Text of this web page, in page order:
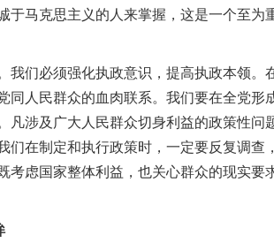
于马克思主义的人来掌握，这是一个至为
我们必须强化执政意识，提高执政本领。
同人民群众的血肉联系。 我们要在全党形
凡涉及广大人民群众切身利益的政策性问
们在制定和执行政策时，一定要反复调查
考虑国家整体利益，也关心群众的现实要